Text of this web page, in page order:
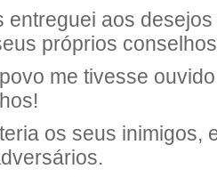
entreguei aos
próprios
me tivesse
os seus inimigos,